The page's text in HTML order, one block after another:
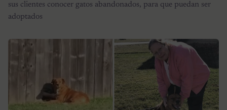
sus clientes conocer gatos abandonados, para que puedan ser
adoptados